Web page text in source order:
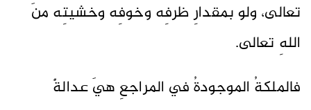
تعالى، ولو بمقدارِ ظرفِه وخوفِه وخشيتِه منَ
اللهِ تعالى.
فالملكةُ الموجودةُ في المراجعِ هيَ عدالةٌ